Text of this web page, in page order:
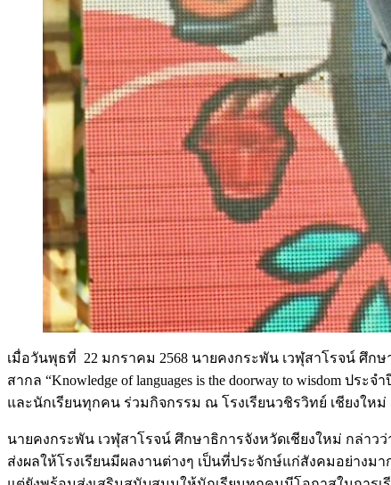
เมื่อวันพุธที่ 22 มกราคม 2568 นายคงกระพัน เวฬุสาโรจน์ ศึก
สากล “Knowledge of languages is the doorway to
และนักเรียนทุกคน ร่วมกิจกรรม ณ โรงเรียนวชิรวิทย์ เชียงใหม่
นายคงกระพัน เวฬุสาโรจน์ ศึกษาธิการจังหวัดเชียงใหม่ กล่า
ส่งผลให้โรงเรียนมีผลงานต่างๆ เป็นที่ประจักษ์แก่สังคมอย่างม